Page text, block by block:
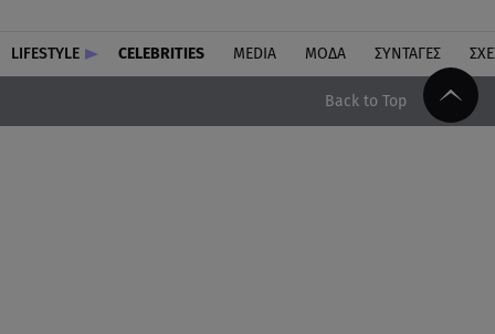
LIFESTYLE CELEBRITIES MEDIA ΜΟΔΑ ΣΥΝΤΑΓΕΣ
Back to Top